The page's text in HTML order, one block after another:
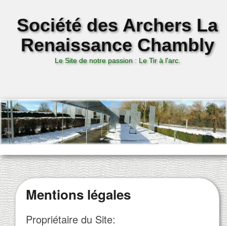
Société des Archers La
Renaissance Chambly
Le Site de notre passion : Le Tir à l'arc.
Mentions légales
Propriétaire du Site: